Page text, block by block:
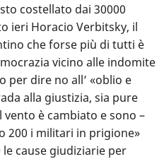
costellato dai 30000
ieri Horacio Verbitsky, il
che forse più di tutti è
vicino alle indomite
per dire no all’ «oblio e
alla giustizia, sia pure
è cambiato e sono –
200 i militari in prigione»
cause giudiziarie per